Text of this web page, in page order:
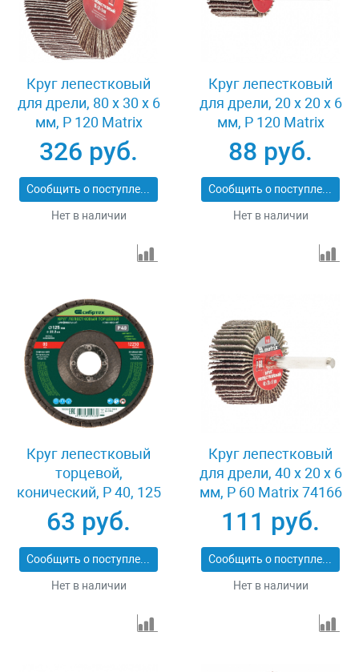
Круг лепестковый
для дрели, 80 х 30 х 6
мм, P 120 Matrix
74146
326 руб.
Сообщить о поступлении
Нет в наличии
Круг лепестковый
для дрели, 20 х 20 х 6
мм, P 120 Matrix
74104
88 руб.
Сообщить о поступлении
Нет в наличии
Круг лепестковый
торцевой,
конический, Р 40, 125
х 22.2 мм Сибртех
74083
63 руб.
Сообщить о поступлении
Нет в наличии
Круг лепестковый
для дрели, 40 х 20 х 6
мм, P 60 Matrix 74166
111 руб.
Сообщить о поступлении
Нет в наличии